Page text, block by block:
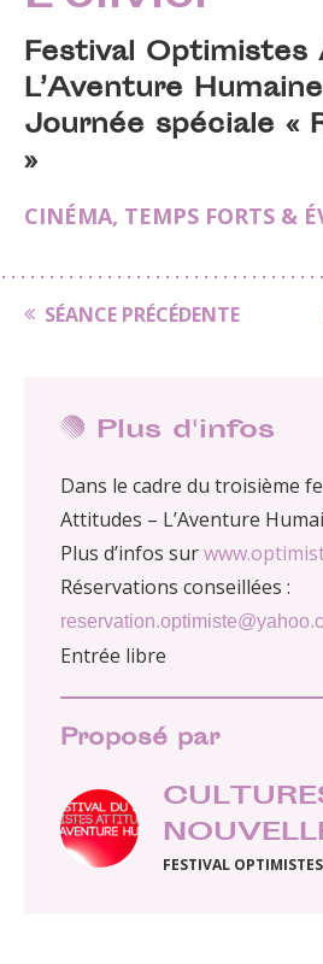
Festival
L’Aventure
Journée spéciale «
»
CINÉMA, TEMPS FORTS &
SÉANCE PRÉCÉDENTE
Plus d'infos
Dans le cadre du troisième
Attitudes – L’Aventure
Plus d’infos sur
Réservations conseillées :
Entrée libre
Proposé par
FESTIVAL